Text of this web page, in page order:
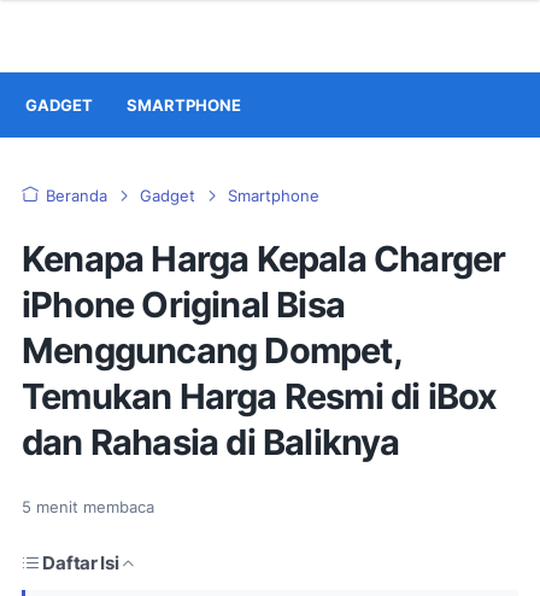
GADGET SMARTPHONE
Beranda Gadget Smartphone
Kenapa Harga Kepala Charger
iPhone Original Bisa
Mengguncang Dompet,
Temukan Harga Resmi di iBox
dan Rahasia di Baliknya
5 menit membaca
Daftar Isi